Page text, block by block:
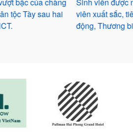
biểu của Bộ Lao
và Xã Hội
tham quan